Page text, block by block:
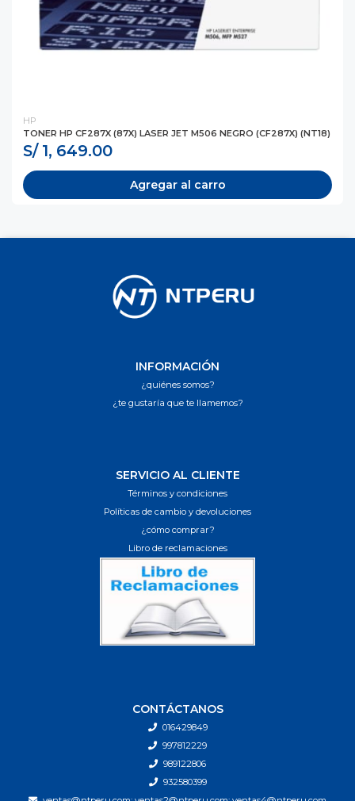
HP
TONER HP CF287X (87X) LASER JET M506 NEGRO (CF287X) (NT18)
S/ 1, 649.00
Agregar al carro
INFORMACIÓN
¿quiénes somos?
¿te gustaría que te llamemos?
SERVICIO AL CLIENTE
Términos y condiciones
Políticas de cambio y devoluciones
¿cómo comprar?
Libro de reclamaciones
CONTÁCTANOS
016429849
997812229
989122806
932580399